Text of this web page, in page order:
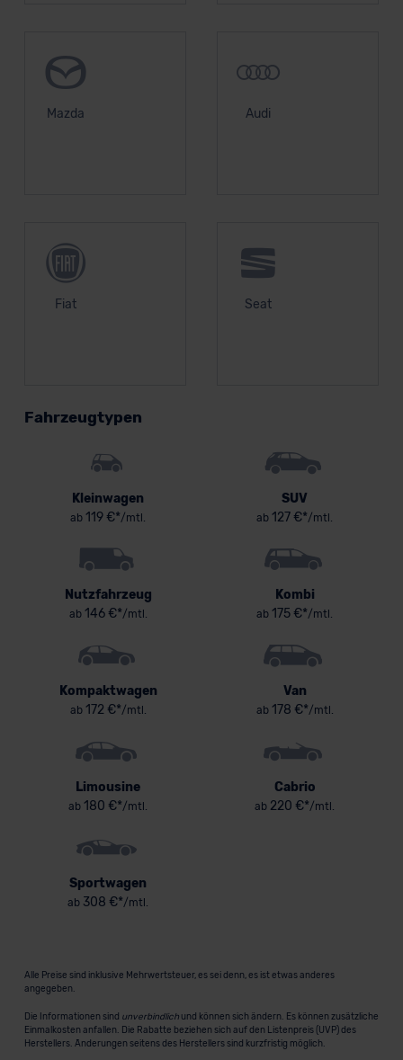
Mazda Audi
Fiat Seat
Fahrzeugtypen
Kleinwagen
ab 119 €*/mtl.
SUV
ab 127 €*/mtl.
Nutzfahrzeug
ab146 €*/mtl.
Kombi
ab 175 €*/mtl.
Kompaktwagen
ab172 €*/mtl.
Van
ab178 €*/mtl.
Limousine
ab 180 €*/mtl.
Cabrio
ab 220 €*/mtl.
Sportwagen
ab 308 €*/mtl.
Alle Preise sind inklusive Mehrwertsteuer, es sei denn, es ist etwas anderes
angegeben.
Die Informationen sind unverbindlichund können sich ändern. Es können zusätzliche
Einmalkosten anfallen. Die Rabatte beziehen sich auf den Listenpreis (UVP) des
Herstellers. Änderungen seitens des Herstellers sind kurzfristig möglich.